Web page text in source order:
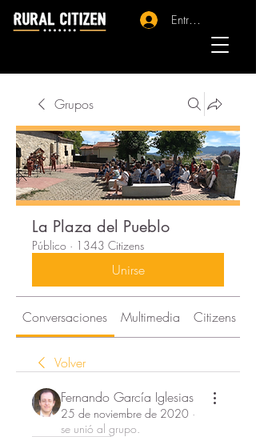
Entrar - Registro
Grupos
La Plaza del Pueblo
Público · 1343 Citizens
Unirse
Conversaciones Multimedia Citizens
Volver
Fernando García Iglesias
25 de noviembre de 2020 ·
se unió al grupo.